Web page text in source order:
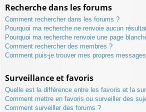
Recherche dans les forums
Comment rechercher dans les forums ?
Pourquoi ma recherche ne renvoie aucun
Pourquoi ma recherche renvoie une page
Comment rechercher des membres ?
Comment puis-je trouver mes propres
Surveillance et favoris
Quelle est la différence entre les favoris et la
Comment mettre en favoris ou surveiller des
Comment surveiller des forums ?